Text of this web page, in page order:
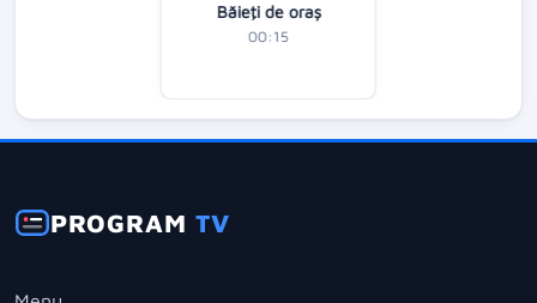
Băieţi de oraş
00:15
PROGRAMTV